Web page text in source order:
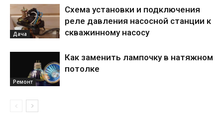
Дача
Схема установки и подключения
реле давления насосной станции к
скважинному насосу
Ремонт
Как заменить лампочку в натяжном
потолке